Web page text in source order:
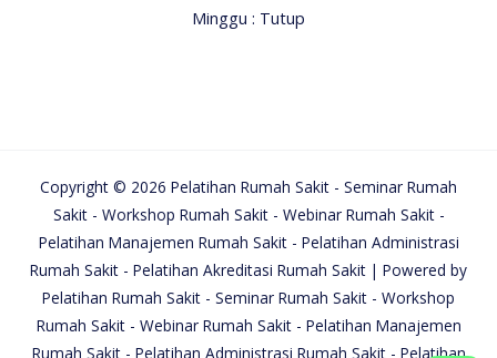
Minggu : Tutup
Copyright © 2026 Pelatihan Rumah Sakit - Seminar Rumah
Sakit - Workshop Rumah Sakit - Webinar Rumah Sakit -
Pelatihan Manajemen Rumah Sakit - Pelatihan Administrasi
Rumah Sakit - Pelatihan Akreditasi Rumah Sakit | Powered by
Pelatihan Rumah Sakit - Seminar Rumah Sakit - Workshop
Rumah Sakit - Webinar Rumah Sakit - Pelatihan Manajemen
Rumah Sakit - Pelatihan Administrasi Rumah Sakit - Pelatihan